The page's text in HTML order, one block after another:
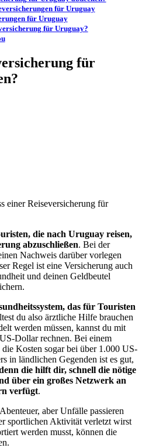
für Uruguay
für Uruguay
für Uruguay?
für
einer Reiseversicherung für
die nach Uruguay reisen,
abzuschließen. Bei der
Nachweis darüber vorlegen
Regel ist eine Versicherung auch
und deinen Geldbeutel
das für Touristen
du also ärztliche Hilfe brauchen
werden müssen, kannst du mit
Dollar rechnen. Bei einem
Kosten sogar bei über 1.000 US-
in ländlichen Gegenden ist es gut,
die hilft dir, schnell die nötige
über ein großes Netzwerk an
verfügt.
aber Unfälle passieren
sportlichen Aktivität verletzt wirst
werden musst, können die